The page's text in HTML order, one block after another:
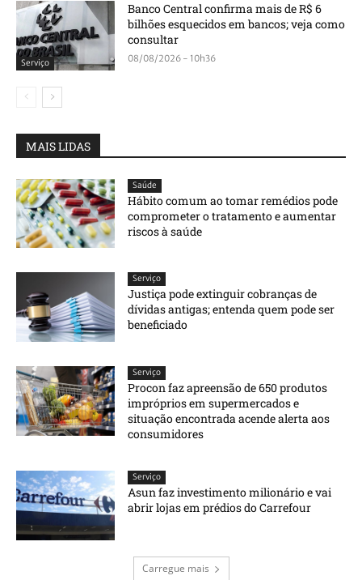
Serviço
Banco Central confirma mais de R$ 6
bilhões esquecidos em bancos; veja como
consultar
08/08/2026 - 10h36
MAIS LIDAS
Saúde
Hábito comum ao tomar remédios pode
comprometer o tratamento e aumentar
riscos à saúde
Serviço
Justiça pode extinguir cobranças de
dívidas antigas; entenda quem pode ser
beneficiado
Serviço
Procon faz apreensão de 650 produtos
impróprios em supermercados e
situação encontrada acende alerta aos
consumidores
Serviço
Asun faz investimento milionário e vai
abrir lojas em prédios do Carrefour
Carregue mais